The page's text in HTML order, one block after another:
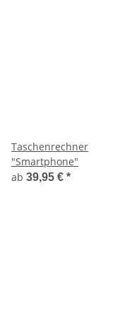
Taschenrechner
"Smartphone"
ab 39,95 € *